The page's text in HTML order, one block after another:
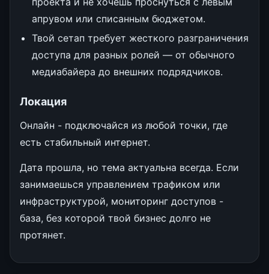
апрувом или списанным бюджетом.
Твой сетап требует жесткого разграничения
доступа для разных ролей — от обычного
медиабайера до внешних подрядчиков.
Локация
Онлайн - подключайся из любой точки, где
есть стабильный интернет.
Дата прошла, но тема актуальна всегда. Если
занимаешься управлением трафиком или
инфраструктурой, мониторинг доступов -
база, без которой твой бизнес долго не
протянет.